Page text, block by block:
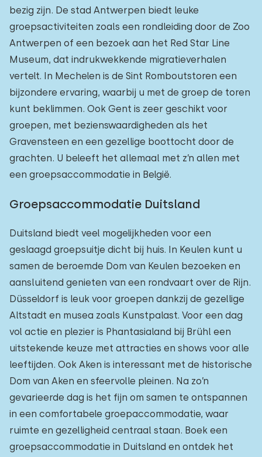
bezig zijn. De stad Antwerpen biedt leuke
groepsactiviteiten zoals een rondleiding door de Zoo
Antwerpen of een bezoek aan het Red Star Line
Museum, dat indrukwekkende migratieverhalen
vertelt. In Mechelen is de Sint Romboutstoren een
bijzondere ervaring, waarbij u met de groep de toren
kunt beklimmen. Ook Gent is zeer geschikt voor
groepen, met bezienswaardigheden als het
Gravensteen en een gezellige boottocht door de
grachten. U beleeft het allemaal met z’n allen met
een groepsaccommodatie in België.
Groepsaccommodatie Duitsland
Duitsland biedt veel mogelijkheden voor een
geslaagd groepsuitje dicht bij huis. In Keulen kunt u
samen de beroemde Dom van Keulen bezoeken en
aansluitend genieten van een rondvaart over de Rijn.
Düsseldorf is leuk voor groepen dankzij de gezellige
Altstadt en musea zoals Kunstpalast. Voor een dag
vol actie en plezier is Phantasialand bij Brühl een
uitstekende keuze met attracties en shows voor alle
leeftijden. Ook Aken is interessant met de historische
Dom van Aken en sfeervolle pleinen. Na zo’n
gevarieerde dag is het fijn om samen te ontspannen
in een comfortabele groepaccommodatie, waar
ruimte en gezelligheid centraal staan. Boek een
groepsaccommodatie in Duitsland en ontdek het